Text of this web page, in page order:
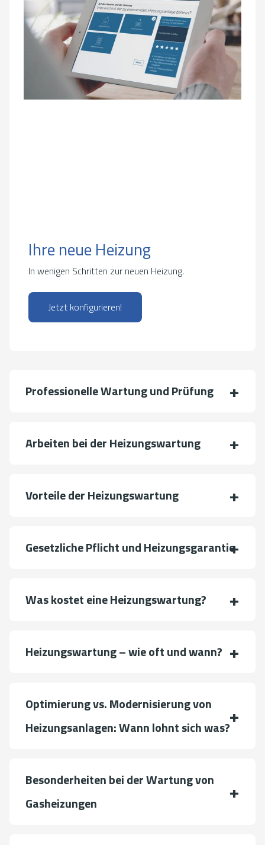
Ihre neue Heizung
In wenigen Schritten zur neuen Heizung.
Jetzt konfigurieren!
Professionelle Wartung und Prüfung
Arbeiten bei der Heizungswartung
Vorteile der Heizungswartung
Gesetzliche Pflicht und Heizungsgarantie
Was kostet eine Heizungswartung?
Heizungswartung – wie oft und wann?
Optimierung vs. Modernisierung von
Heizungsanlagen: Wann lohnt sich was?
Besonderheiten bei der Wartung von
Gasheizungen